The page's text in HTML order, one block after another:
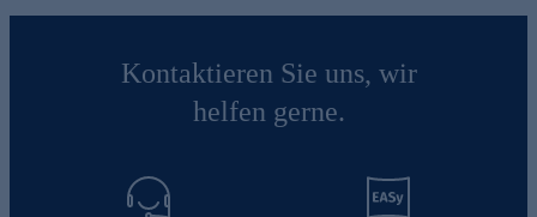
Kontaktieren Sie uns, wir
helfen gerne.